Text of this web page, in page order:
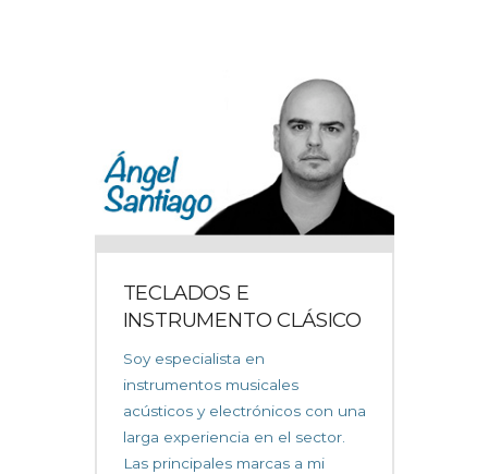
TECLADOS E
INSTRUMENTO CLÁSICO
Soy especialista en
instrumentos musicales
acústicos y electrónicos con una
larga experiencia en el sector.
Las principales marcas a mi